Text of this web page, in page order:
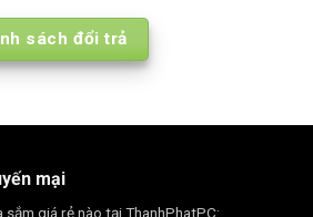
sách đổi trả
mại
giá rẻ nào tại ThanhPhatPC: